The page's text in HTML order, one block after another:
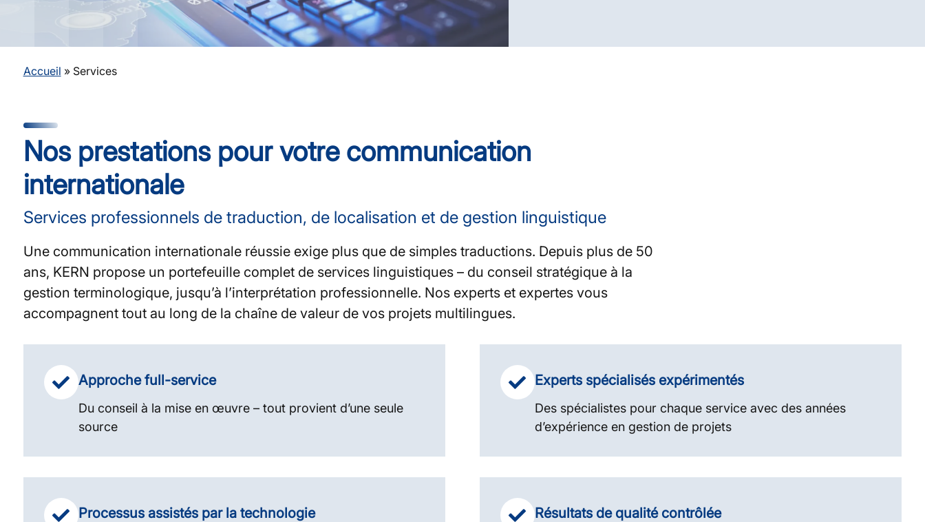
Accueil » Services
Nos prestations pour votre communication
internationale
Services professionnels de traduction, de localisation et de gestion linguistique
Une communication internationale réussie exige plus que de simples traductions. Depuis plus de 50
ans, KERN propose un portefeuille complet de services linguistiques – du conseil stratégique à la
gestion terminologique, jusqu’à l’interprétation professionnelle. Nos experts et expertes vous
accompagnent tout au long de la chaîne de valeur de vos projets multilingues.
Approche full-service
Du conseil à la mise en œuvre – tout provient d’une seule
source
Experts spécialisés expérimentés
Des spécialistes pour chaque service avec des années
d’expérience en gestion de projets
Processus assistés par la technologie Résultats de qualité contrôlée